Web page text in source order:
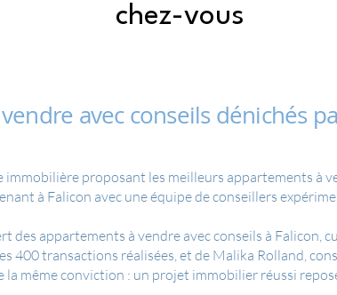
chez-vous
avec conseils dénichés
proposant les meilleurs appartements à
à Falicon avec une équipe de conseillers
des appartements à vendre avec conseils à Falicon,
400 transactions réalisées, et de Malika Rolland,
la même conviction : un projet immobilier réussi